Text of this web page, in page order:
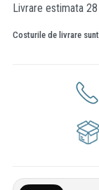
Livrare estimata
Costurile de livrare